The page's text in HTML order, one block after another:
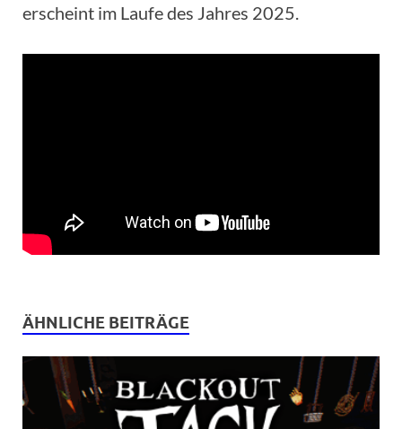
erscheint im Laufe des Jahres 2025.
ÄHNLICHE BEITRÄGE